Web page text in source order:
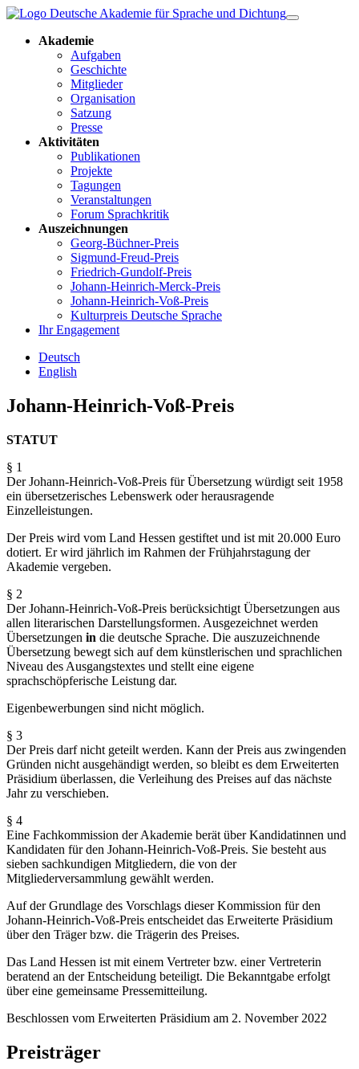
Akademie
Aufgaben
Geschichte
Mitglieder
Organisation
Satzung
Presse
Aktivitäten
Publikationen
Projekte
Tagungen
Veranstaltungen
Forum Sprachkritik
Auszeichnungen
Georg-Büchner-Preis
Sigmund-Freud-Preis
Friedrich-Gundolf-Preis
Johann-Heinrich-Merck-Preis
Johann-Heinrich-Voß-Preis
Kulturpreis Deutsche Sprache
Ihr Engagement
Deutsch
English
Johann-Heinrich-Voß-Preis
STATUT
§ 1
Der Johann-Heinrich-Voß-Preis für Übersetzung würdigt seit 1958
ein übersetzerisches Lebenswerk oder herausragende
Einzelleistungen.
Der Preis wird vom Land Hessen gestiftet und ist mit 20.000 Euro
dotiert. Er wird jährlich im Rahmen der Frühjahrstagung der
Akademie vergeben.
§ 2
Der Johann-Heinrich-Voß-Preis berücksichtigt Übersetzungen aus
allen literarischen Darstellungs­formen. Ausgezeichnet werden
Übersetzungen in die deutsche Sprache. Die auszuzeichnende
Übersetzung bewegt sich auf dem künstlerischen und sprachlichen
Niveau des Ausgangstextes und stellt eine eigene
sprachschöpferische Leistung dar.
Eigenbewerbungen sind nicht möglich.
§ 3
Der Preis darf nicht geteilt werden. Kann der Preis aus zwingenden
Gründen nicht ausgehändigt werden, so bleibt es dem Erweiterten
Präsidium überlassen, die Verleihung des Preises auf das nächste
Jahr zu verschieben.
§ 4
Eine Fachkommission der Akademie berät über Kandidatinnen und
Kandidaten für den Johann-Heinrich-Voß-Preis. Sie besteht aus
sieben sachkundigen Mitgliedern, die von der
Mitgliederversammlung gewählt werden.
Auf der Grundlage des Vorschlags dieser Kommission für den
Johann-Heinrich-Voß-Preis entscheidet das Erweiterte Präsidium
über den Träger bzw. die Trägerin des Preises.
Das Land Hessen ist mit einem Vertreter bzw. einer Vertreterin
beratend an der Entscheidung beteiligt. Die Bekanntgabe erfolgt
über eine gemeinsame Pressemitteilung.
Beschlossen vom Erweiterten Präsidium am 2. November 2022
Preisträger